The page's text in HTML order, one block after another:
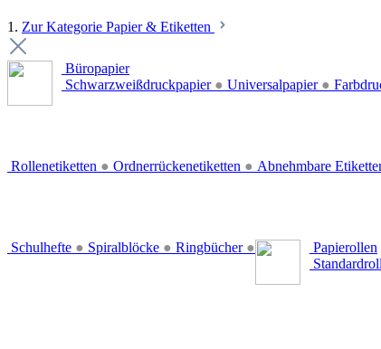
1. Zur Kategorie Papier & Etiketten
Büropapier
Schwarzweißdruckpapier ● Universalpapier ●
Rollenetiketten ● Ordnerrückenetiketten ● Abnehmbare
Schulhefte ● Spiralblöcke ● Ringbücher ●
Papierollen